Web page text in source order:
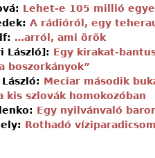
Lehet-e 105 millió
A rádióról, egy
…arról, ami örök
László]: Egy kirakat-
boszorkányok”
Meciar második
kis szlovák homokozóban
Egy nyilvánvaló
Rothadó víziparadicsom